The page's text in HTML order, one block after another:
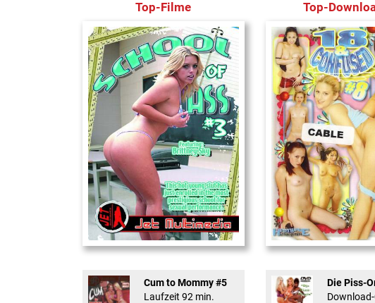
Top-Filme
School Of Ass 03
Cum to Mommy #5
Laufzeit 92 min.
Top-
18 And Confused #8 - ...
Die Piss-